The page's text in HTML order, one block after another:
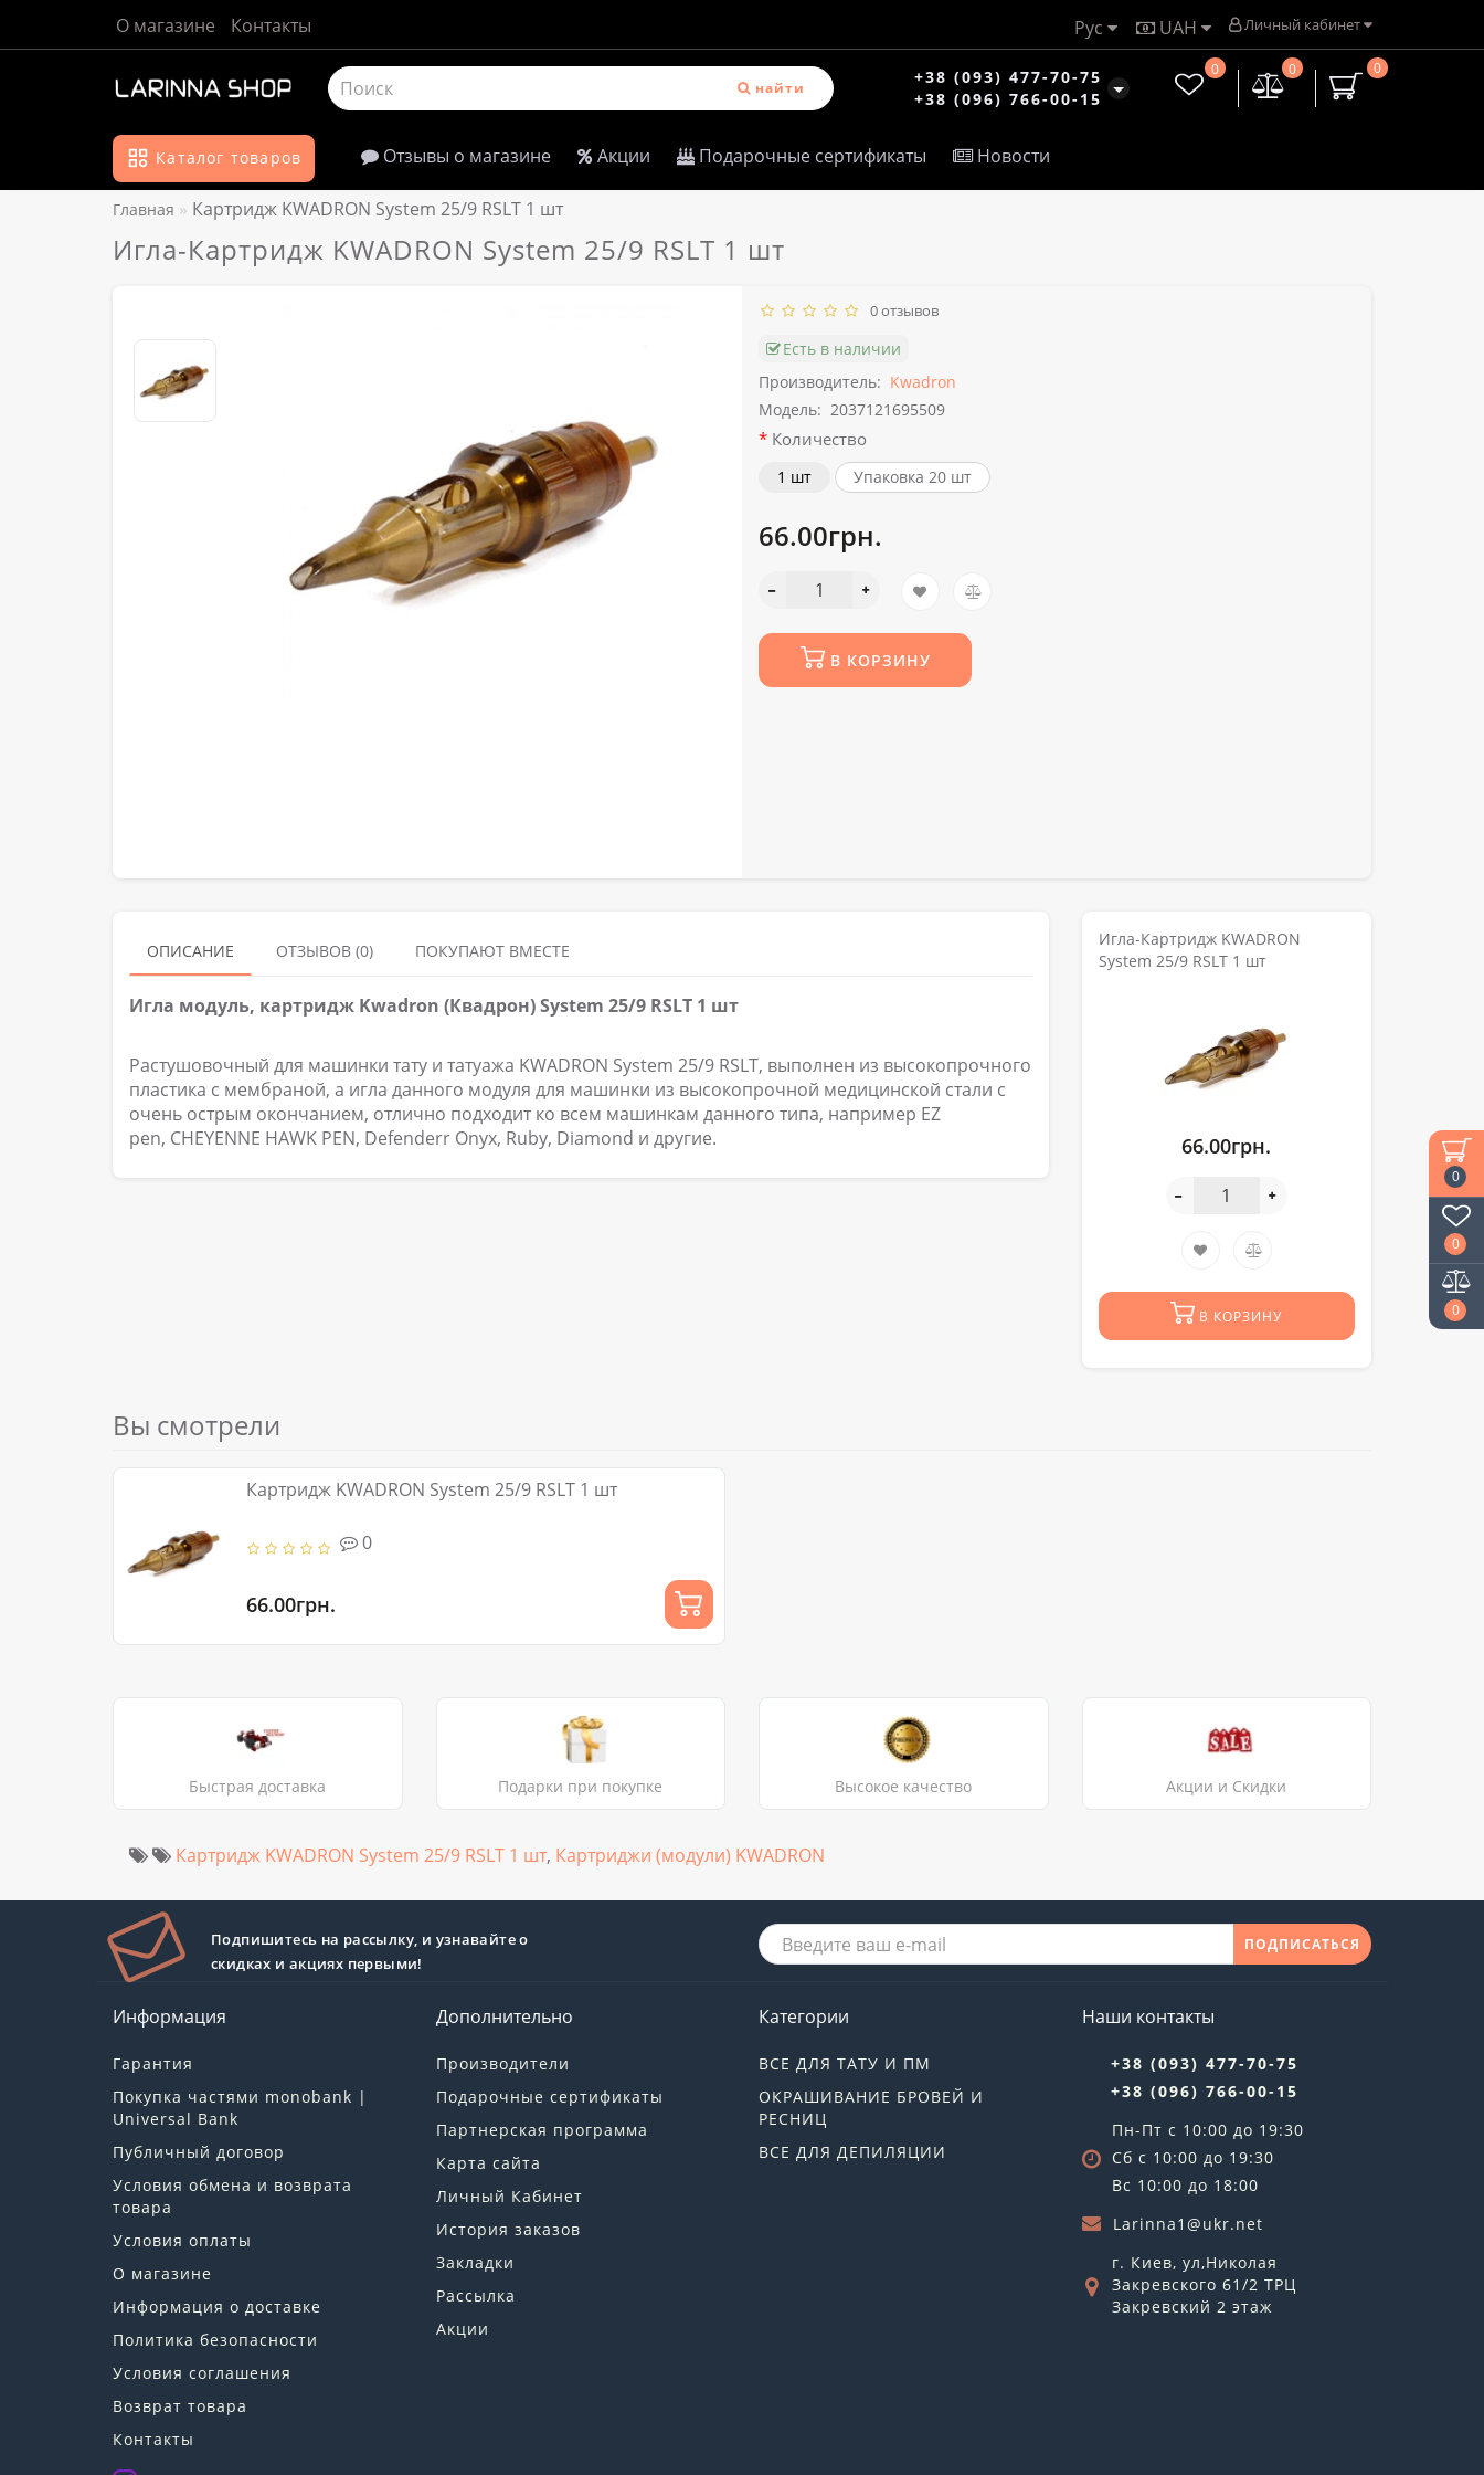
0
0
0
Личный кабинет
UAH
Рус
О магазине Контакты
найти
+38 (093) 477-70-75
+38 (096) 766-00-15
0
0
0
Каталог товаров Отзывы о магазине Акции Подарочные сертификаты Новости
Главная Картридж KWADRON System 25/9 RSLT 1 шт
Игла-Картридж KWADRON System 25/9 RSLT 1 шт
0 отзывов
Есть в наличии
Производитель: Kwadron
Модель: 2037121695509
Количество
1 шт Упаковка 20 шт
66.00грн.
В КОРЗИНУ
ОПИСАНИЕ ОТЗЫВОВ (0) ПОКУПАЮТ ВМЕСТЕ
Игла модуль, картридж Kwadron (Квадрон) System 25/9 RSLT 1 шт
Растушовочный для машинки тату и татуажа KWADRON System 25/9 RSLT, выполнен из высокопрочного
пластика с мембраной, а игла данного модуля для машинки из высокопрочной медицинской стали с
очень острым окончанием, отлично подходит ко всем машинкам данного типа, например EZ
pen, CHEYENNE HAWK PEN, Defenderr Onyx, Ruby, Diamond и другие.
Игла-Картридж KWADRON
System 25/9 RSLT 1 шт
66.00грн.
В КОРЗИНУ
Вы смотрели
Картридж KWADRON System 25/9 RSLT 1 шт
0
66.00грн.
Быстрая доставка Подарки при покупке Высокое качество Акции и Скидки
Картридж KWADRON System 25/9 RSLT 1 шт, Картриджи (модули) KWADRON
Подпишитесь на рассылку, и узнавайте о
скидках и акциях первыми!
ПОДПИСАТЬСЯ
Информация
Гарантия
Покупка частями monobank |
Universal Bank
Публичный договор
Условия обмена и возврата
товара
Условия оплаты
О магазине
Информация о доставке
Политика безопасности
Условия соглашения
Возврат товара
Контакты
Дополнительно
Производители
Подарочные сертификаты
Партнерская программа
Карта сайта
Личный Кабинет
История заказов
Закладки
Рассылка
Акции
Категории
ВСЕ ДЛЯ ТАТУ И ПМ
ОКРАШИВАНИЕ БРОВЕЙ И
РЕСНИЦ
ВСЕ ДЛЯ ДЕПИЛЯЦИИ
Наши контакты
+38 (093) 477-70-75
+38 (096) 766-00-15
Пн-Пт с 10:00 до 19:30
Сб с 10:00 до 19:30
Вс 10:00 до 18:00
Larinna1@ukr.net
г. Киев, ул,Николая
Закревского 61/2 ТРЦ
Закревский 2 этаж